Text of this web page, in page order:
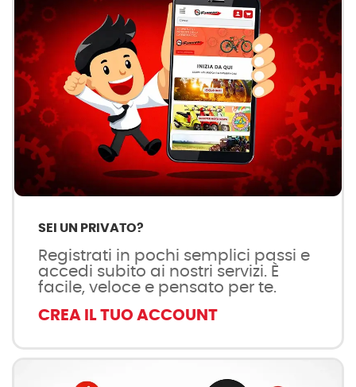
SEI UN PRIVATO?
Registrati in pochi semplici passi e
accedi subito ai nostri servizi. È
facile, veloce e pensato per te.
CREA IL TUO ACCOUNT